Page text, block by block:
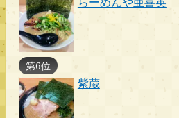
第6位
紫蔵